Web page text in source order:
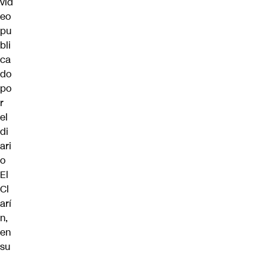
eo
pu
bli
ca
do
po
r
el
di
ari
o
El
Cl
arí
n,
en
su